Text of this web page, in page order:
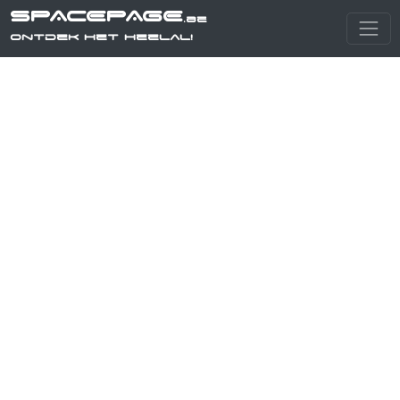
SPACEPAGE.be
Ontdek het heelal!